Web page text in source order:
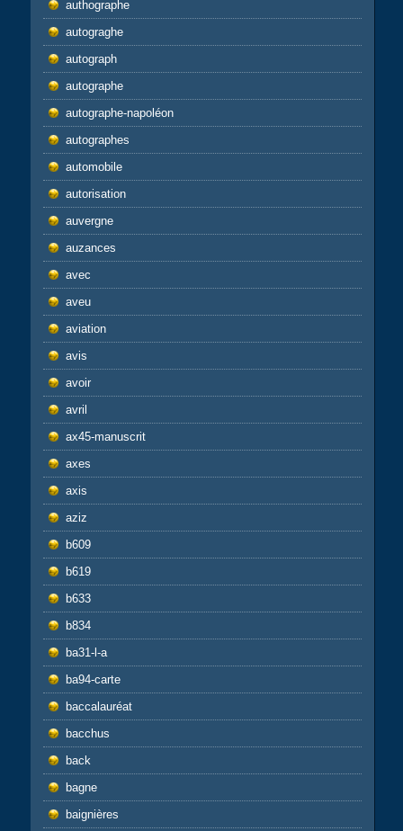
authographe
autograghe
autograph
autographe
autographe-napoléon
autographes
automobile
autorisation
auvergne
auzances
avec
aveu
aviation
avis
avoir
avril
ax45-manuscrit
axes
axis
aziz
b609
b619
b633
b834
ba31-l-a
ba94-carte
baccalauréat
bacchus
back
bagne
baignières